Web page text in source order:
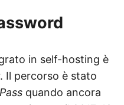
in self-hosting è
Il percorso è stato
quando ancora